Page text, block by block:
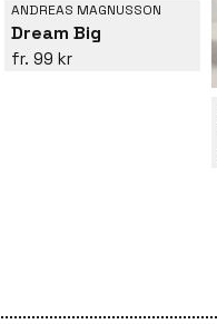
ANDREAS MAGNUSSON
Dream Big
99 kr